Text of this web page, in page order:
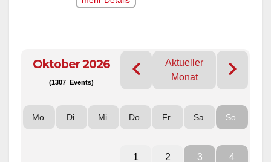
Oktober 2026
(1307 Events)
Aktueller
Monat
Mo Di Mi Do Fr Sa So
1 2 3 4